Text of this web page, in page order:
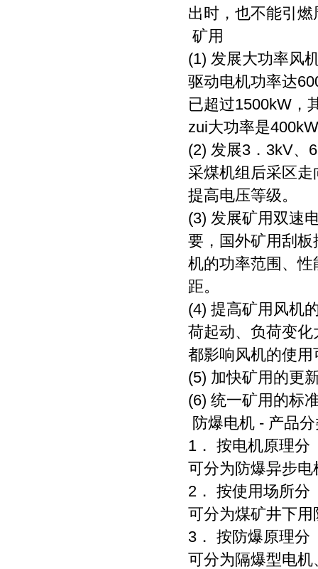
出时，也不能引
矿用
(1) 发展大功率风
驱动电机功率达
已超过1500kW，
zui大功率是
(2) 发展3．3kV、
采煤机组后采区
提高电压等级。
(3) 发展矿用双速
要，国外矿用刮
机的功率范围、
距。
(4) 提高矿用风机
荷起动、负荷变
都影响风机的使
(5) 加快矿用的更
(6) 统一矿用的标
防爆电机 - 产品
1． 按电机原理分
可分为防爆异步
2． 按使用场所分
可分为煤矿井下
3． 按防爆原理分
可分为隔爆型电